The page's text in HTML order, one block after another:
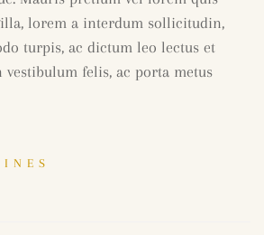
lorem a interdum sollicitudin,
turpis, ac dictum leo lectus et
vestibulum felis, ac porta metus